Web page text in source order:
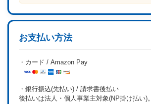
お支払い方法
・カード / Amazon Pay
・銀行振込(先払い) / 請求書後払い
後払いは法人・個人事業主対象(NP掛け払い)。